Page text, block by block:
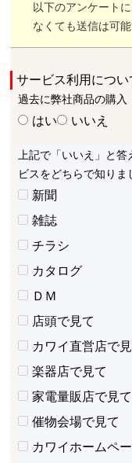
以下のアンケート
なくても送信は可能
サービス利用につい
過去に弊社商品の購入
はい いいえ
上記で「いいえ」と
ビスをどちらで知りま
新聞
雑誌
チラシ
カタログ
ＤＭ
店頭で見て
カワイ直営店で
楽器店で見て
家電量販店で見て
催物会場で見て
カワイホームペ